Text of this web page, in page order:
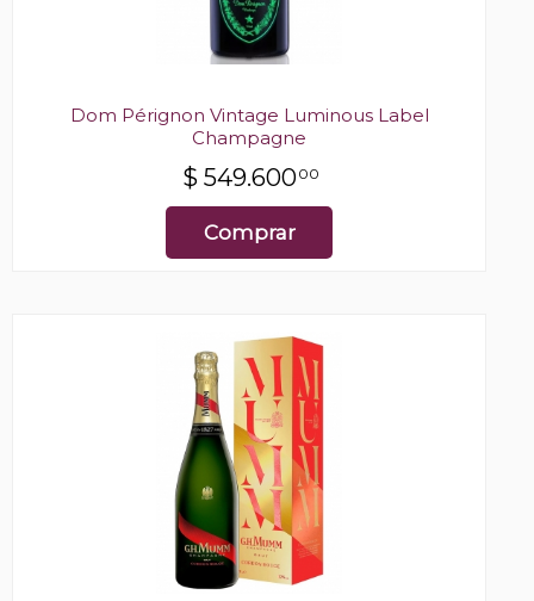
Dom Pérignon Vintage Luminous Label
Champagne
$ 549.60000
Comprar